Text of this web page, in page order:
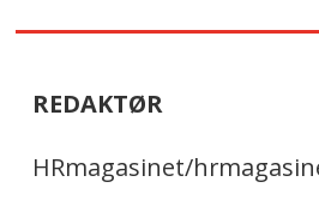
REDAKTØR
HRmagasinet/